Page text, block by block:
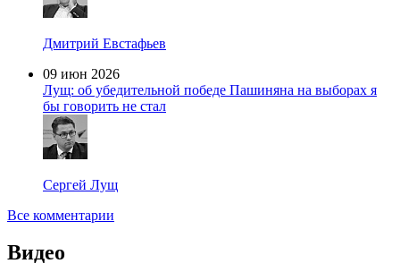
Дмитрий Евстафьев
09 июн 2026
Лущ: об убедительной победе Пашиняна на выборах я
бы говорить не стал
Сергей Лущ
Все комментарии
Видео